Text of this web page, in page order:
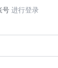
号进行登录